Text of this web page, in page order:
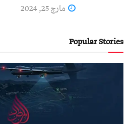
مارچ 25, 2024
Popular Stories